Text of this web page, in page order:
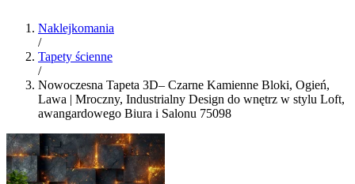
Naklejkomania
/
Tapety ścienne
/
Nowoczesna Tapeta 3D– Czarne Kamienne Bloki, Ogień,
Lawa | Mroczny, Industrialny Design do wnętrz w stylu Loft,
awangardowego Biura i Salonu 75098